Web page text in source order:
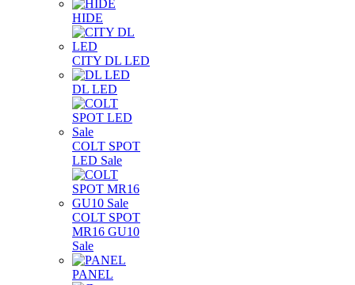
HIDE
CITY DL LED
DL LED
COLT SPOT
LED Sale
COLT SPOT
MR16 GU10
Sale
PANEL